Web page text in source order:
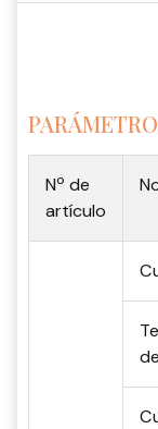
Nº de
artículo